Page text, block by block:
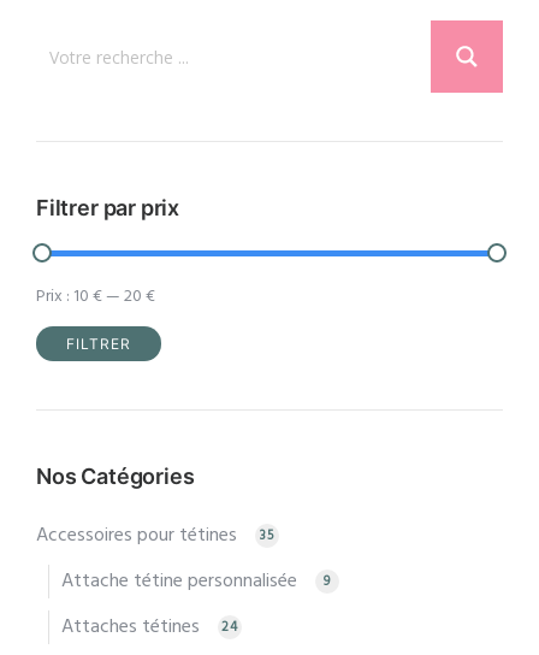
Filtrer par prix
min
max
FILTRER
Prix : 10 €—20 €
Nos Catégories
Accessoires pour tétines 35
Attache tétine personnalisée 9
Attaches tétines 24